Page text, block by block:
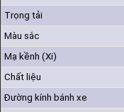
Trọng tải
Màu sắc
Mạ kềnh (Xi)
Chất liệu
Đường kính bánh xe